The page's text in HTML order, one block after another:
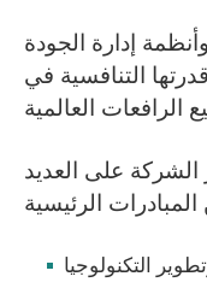
إدارة الجودة
التنافسية في
على العديد
التكنولوجيا